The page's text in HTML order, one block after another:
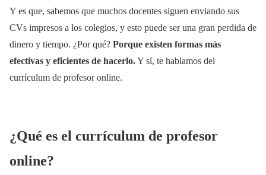
Y es que, sabemos que muchos docentes siguen enviando sus
CVs impresos a los colegios, y esto puede ser una gran perdida de
dinero y tiempo. ¿Por qué? Porque existen formas más
efectivas y eficientes de hacerlo.Y sí, te hablamos del
currículum de profesor online.
¿Qué es el currículum de profesor
online?